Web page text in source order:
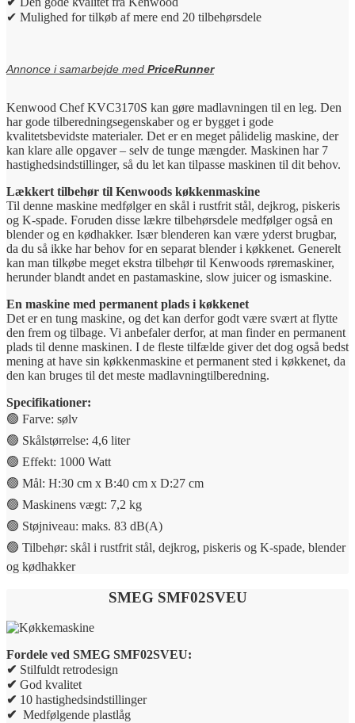
✔ Mulighed for tilkøb af mere end 20 tilbehørsdele
Annonce i samarbejde med PriceRunner
Kenwood Chef KVC3170S kan gøre madlavningen til en leg. Den
har gode tilberedningsegenskaber og er bygget i gode
kvalitetsbevidste materialer. Det er en meget pålidelig maskine, der
kan klare alle opgaver – selv de tunge mængder. Maskinen har 7
hastighedsindstillinger, så du let kan tilpasse maskinen til dit behov.
Lækkert tilbehør til Kenwoods køkkenmaskine
Til denne maskine medfølger en skål i rustfrit stål, dejkrog, piskeris
og K-spade. Foruden disse lækre tilbehørsdele medfølger også en
blender og en kødhakker. Især blenderen kan være yderst brugbar,
da du så ikke har behov for en separat blender i køkkenet. Generelt
kan man tilkøbe meget ekstra tilbehør til Kenwoods røremaskiner,
herunder blandt andet en pastamaskine, slow juicer og ismaskine.
En maskine med permanent plads i køkkenet
Det er en tung maskine, og det kan derfor godt være svært at flytte
den frem og tilbage. Vi anbefaler derfor, at man finder en permanent
plads til denne maskinen. I de fleste tilfælde giver det dog også bedst
mening at have sin køkkenmaskine et permanent sted i køkkenet, da
den kan bruges til det meste madlavningtilberedning.
Specifikationer:
🟢 Farve: sølv
🟢 Skålstørrelse: 4,6 liter
🟢 Effekt: 1000 Watt
🟢 Mål: H:30 cm x B:40 cm x D:27 cm
🟢 Maskinens vægt: 7,2 kg
🟢 Støjniveau: maks. 83 dB(A)
🟢 Tilbehør: skål i rustfrit stål, dejkrog, piskeris og K-spade, blender
og kødhakker
SMEG SMF02SVEU
Fordele ved SMEG SMF02SVEU:
✔ Stilfuldt retrodesign
✔ God kvalitet
✔ 10 hastighedsindstillinger
✔ Medfølgende plastlåg